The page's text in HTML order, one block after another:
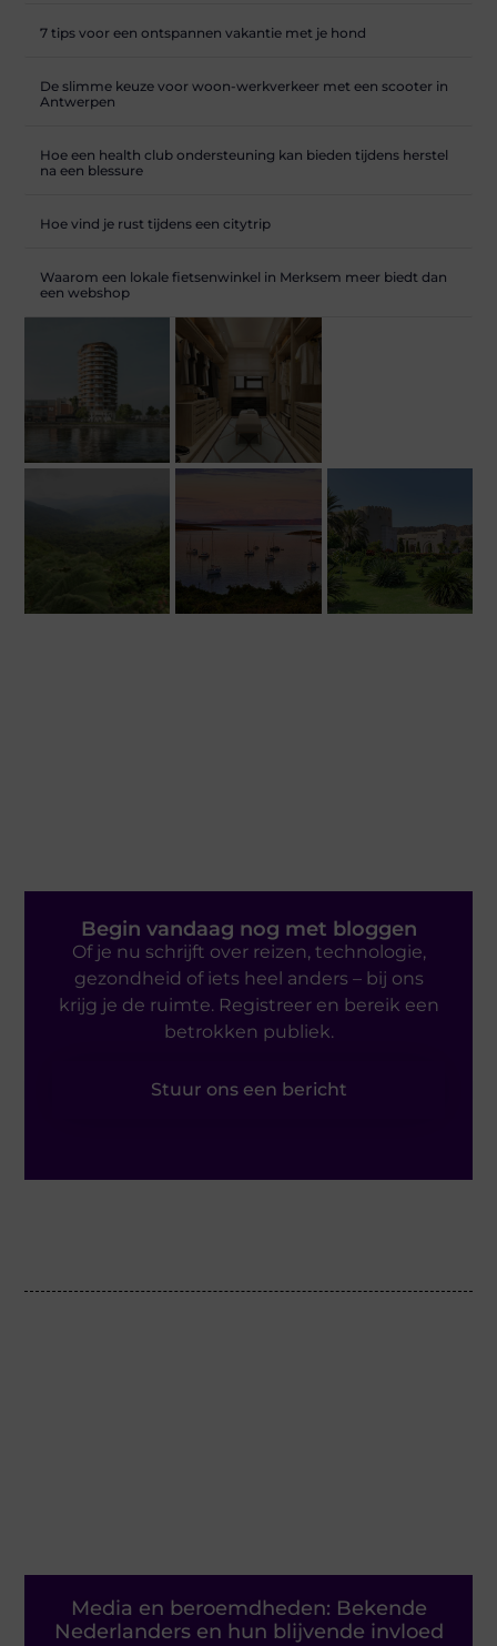
7 tips voor een ontspannen vakantie met je hond
De slimme keuze voor woon-werkverkeer met een scooter in
Antwerpen
Hoe een health club ondersteuning kan bieden tijdens herstel
na een blessure
Hoe vind je rust tijdens een citytrip
Waarom een lokale fietsenwinkel in Merksem meer biedt dan
een webshop
Begin vandaag nog met bloggen
Of je nu schrijft over reizen, technologie,
gezondheid of iets heel anders – bij ons
krijg je de ruimte. Registreer en bereik een
betrokken publiek.
Stuur ons een bericht
Media en beroemdheden: Bekende
Nederlanders en hun blijvende invloed